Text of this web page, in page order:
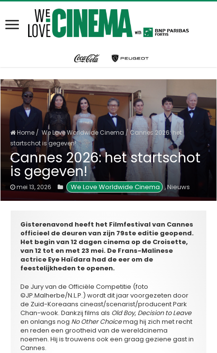
Home / We Love Worldwide Cinema / Cannes 2026: het
startschot is gegeven!
Cannes 2026: het startschot
is gegeven!
mei 13, 2026 We Love Worldwide Cinema ,Nieuws
Gisterenavond heeft het Filmfestival van Cannes
officieel de deuren van zijn 79ste editie geopend.
Het begin van 12 dagen cinema op de Croisette,
van 12 tot en met 23 mei. De Frans-Malinese
actrice Eye Haïdara had de eer om de
feestelijkheden te openen.
De Jury van de Officiële Competitie (foto
©JP.Malherbe/N.L.P.) wordt dit jaar voorgezeten door
de Zuid-Koreaans cineast/scenarist/producent Park
Chan-wook. Dankzij films als Old Boy, Decision to Leave
en onlangs nog No Other Choicemag hij zich met recht
en reden een grootheid van de wereldcinema
noemen. Hij is trouwens ook een graag geziene gast in
Cannes.